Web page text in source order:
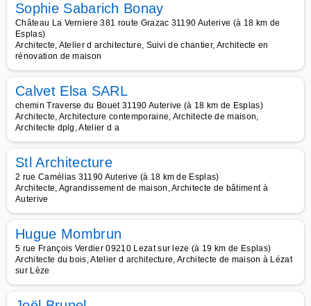
Sophie Sabarich Bonay
Château La Verniere 381 route Grazac 31190 Auterive (à 18 km de
Esplas)
Architecte, Atelier d architecture, Suivi de chantier, Architecte en
rénovation de maison
Calvet Elsa SARL
chemin Traverse du Bouet 31190 Auterive (à 18 km de Esplas)
Architecte, Architecture contemporaine, Architecte de maison,
Architecte dplg, Atelier d a
Stl Architecture
2 rue Camélias 31190 Auterive (à 18 km de Esplas)
Architecte, Agrandissement de maison, Architecte de bâtiment à
Auterive
Hugue Mombrun
5 rue François Verdier 09210 Lezat sur leze (à 19 km de Esplas)
Architecte du bois, Atelier d architecture, Architecte de maison à Lézat
sur Lèze